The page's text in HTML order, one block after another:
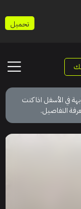
في الأسفل اذا كنت
التفاصيل.
تحميل